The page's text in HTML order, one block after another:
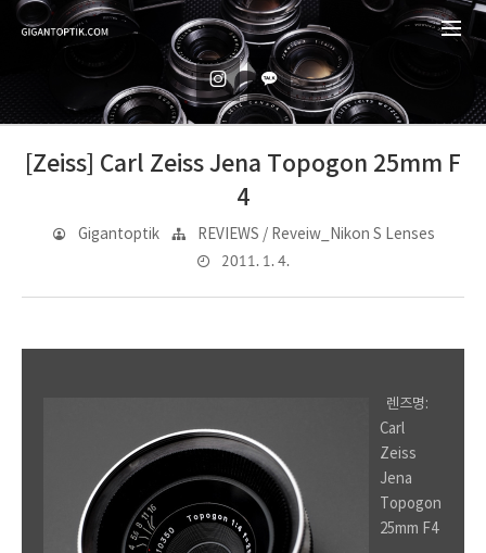
[Zeiss] Carl Zeiss Jena Topogon 25mm F
4
Gigantoptik REVIEWS / Reveiw_Nikon S Lenses
2011. 1. 4.
렌즈명:
Carl
Zeiss
Jena
Topogon
25mm F4